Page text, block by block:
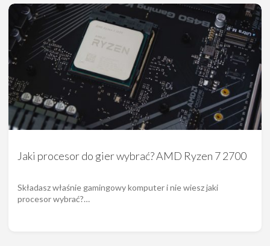
Jaki procesor do gier wybrać? AMD Ryzen 7 2700
Składasz właśnie gamingowy komputer i nie wiesz jaki
procesor wybrać?…